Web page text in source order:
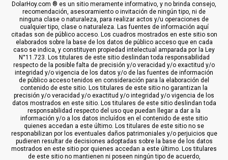
DolarHoy.com ® es un sitio meramente informativo, y no brinda consejo,
recomendación, asesoramiento o invitación de ningún tipo, ni de
ninguna clase o naturaleza, para realizar actos y/u operaciones de
cualquier tipo, clase o naturaleza. Las fuentes de información aquí
citadas son de público acceso. Los cuadros mostrados en este sitio son
elaborados sobre la base de los datos de público acceso que en cada
caso se indica, y constituyen propiedad intelectual amparada por la Ley
N°11.723. Los titulares de este sitio deslindan toda responsabilidad
respecto de la posible falta de precisión y/o veracidad y/o exactitud y/o
integridad y/o vigencia de los datos y/o de las fuentes de información
de público acceso tenidos en consideración para la elaboración del
contenido de este sitio. Los titulares de este sitio no garantizan la
precisión y/o veracidad y/o exactitud y/o integridad y/o vigencia de los
datos mostrados en este sitio. Los titulares de este sitio deslindan toda
responsabilidad respecto del uso que puedan llegar a dar a la
información y/o a los datos incluídos en el contenido de este sitio
quienes accedan a este último. Los titulares de este sitio no se
responabilizan por los eventuales daños patrimoniales y/o perjuicios que
pudieren resultar de decisiones adoptadas sobre la base de los datos
mostrados en este sitio por quienes accedan a este último. Los titulares
de este sitio no mantienen ni poseen ningún tipo de acuerdo,